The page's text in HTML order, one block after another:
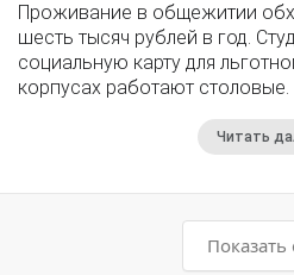
Проживание в общежитии
шесть тысяч рублей в год.
социальную карту для
корпусах работают столовые.
Читать